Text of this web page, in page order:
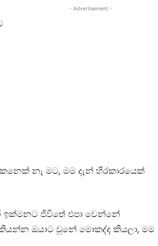
- Advertisement -
නැ මට, මම දැන් හිරකාරයෙක්
ඉක්මනට ජිවිතේ එපා වෙන්නේ
ඔයාට වුනේ මොකද්ද කියලා, මම